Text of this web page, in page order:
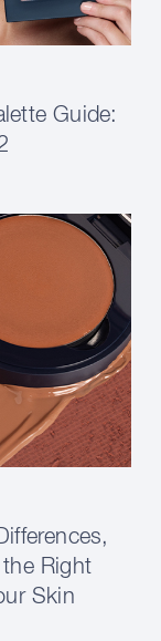
Guide:
Right
Skin